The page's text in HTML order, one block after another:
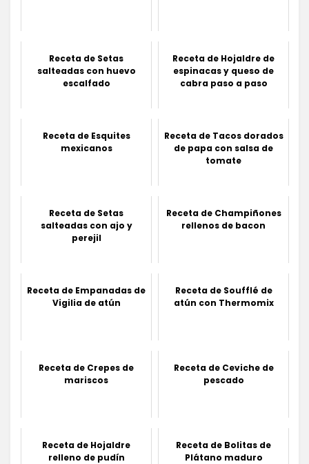
Receta de Setas
salteadas con huevo
escalfado
Receta de Hojaldre de
espinacas y queso de
cabra paso a paso
Receta de Esquites
mexicanos
Receta de Tacos dorados
de papa con salsa de
tomate
Receta de Setas
salteadas con ajo y
perejil
Receta de Champiñones
rellenos de bacon
Receta de Empanadas de
Vigilia de atún
Receta de Soufflé de
atún con Thermomix
Receta de Crepes de
mariscos
Receta de Ceviche de
pescado
Receta de Hojaldre
relleno de pudín
Receta de Bolitas de
Plátano maduro